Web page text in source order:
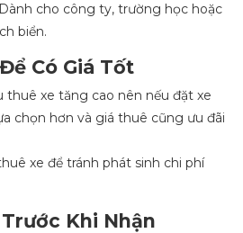
Dành cho công ty, trường học hoặc
biển.
Có Giá Tốt
thuê xe tăng cao nên nếu đặt xe
chọn hơn và giá thuê cũng ưu đãi
xe để tránh phát sinh chi phí
Khi Nhận